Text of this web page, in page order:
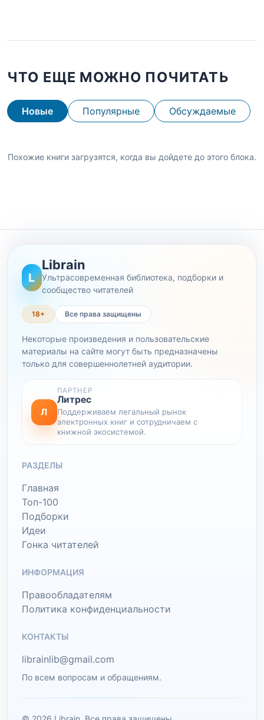
ЧТО ЕЩЕ МОЖНО ПОЧИТАТЬ
Новые Популярные Обсуждаемые
Похожие книги загрузятся, когда вы дойдете до этого блока.
L
Librain
Ультрасовременная библиотека, подборки и
сообщество читателей
18+ Все права защищены
Некоторые произведения и пользовательские
материалы на сайте могут быть предназначены
только для совершеннолетней аудитории.
Л
ПАРТНЕР
Литрес
Поддерживаем легальный рынок
электронных книг и сотрудничаем с
книжной экосистемой.
РАЗДЕЛЫ
Главная
Топ-100
Подборки
Идеи
Гонка читателей
ИНФОРМАЦИЯ
Правообладателям
Политика конфиденциальности
КОНТАКТЫ
librainlib@gmail.com
По всем вопросам и обращениям.